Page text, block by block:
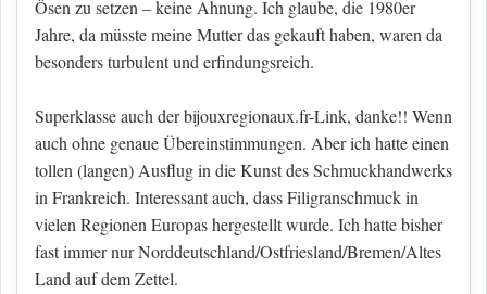
Ösen zu setzen – keine Ahnung. Ich glaube, die 1980er
Jahre, da müsste meine Mutter das gekauft haben, waren da
besonders turbulent und erfindungsreich.
Superklasse auch der bijouxregionaux.fr-Link, danke!! Wenn
auch ohne genaue Übereinstimmungen. Aber ich hatte einen
tollen (langen) Ausflug in die Kunst des Schmuckhandwerks
in Frankreich. Interessant auch, dass Filigranschmuck in
vielen Regionen Europas hergestellt wurde. Ich hatte bisher
fast immer nur Norddeutschland/Ostfriesland/Bremen/Altes
Land auf dem Zettel.